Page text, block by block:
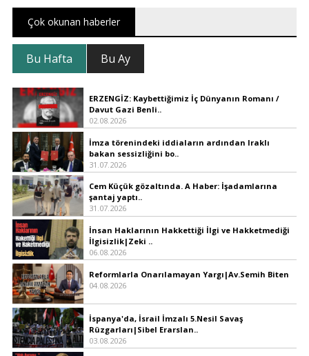
Çok okunan haberler
Bu Hafta Bu Ay
ERZENGİZ: Kaybettiğimiz İç Dünyanın Romanı /
Davut Gazi Benli..
02.08.2026
İmza törenindeki iddiaların ardından Iraklı
bakan sessizliğini bo..
31.07.2026
Cem Küçük gözaltında. A Haber: İşadamlarına
şantaj yaptı..
31.07.2026
İnsan Haklarının Hakkettiği İlgi ve Hakketmediği
İlgisizlik|Zeki ..
06.08.2026
Reformlarla Onarılamayan Yargı|Av.Semih Biten
04.08.2026
İspanya'da, İsrail İmzalı 5.Nesil Savaş
Rüzgarları|Sibel Erarslan..
03.08.2026